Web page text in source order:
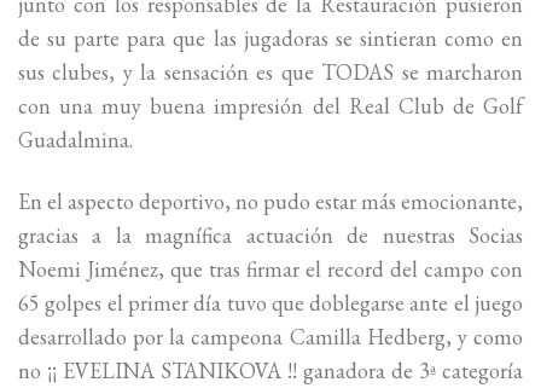
de su parte para que las jugadoras se sintieran como en
sus clubes, y la sensación es que TODAS se marcharon
con una muy buena impresión del Real Club de Golf
Guadalmina.
En el aspecto deportivo, no pudo estar más emocionante,
gracias a la magnífica actuación de nuestras Socias
Noemi Jiménez, que tras firmar el record del campo con
65 golpes el primer día tuvo que doblegarse ante el juego
desarrollado por la campeona Camilla Hedberg, y como
no ¡¡ EVELINA STANIKOVA !! ganadora de 3ª categoría